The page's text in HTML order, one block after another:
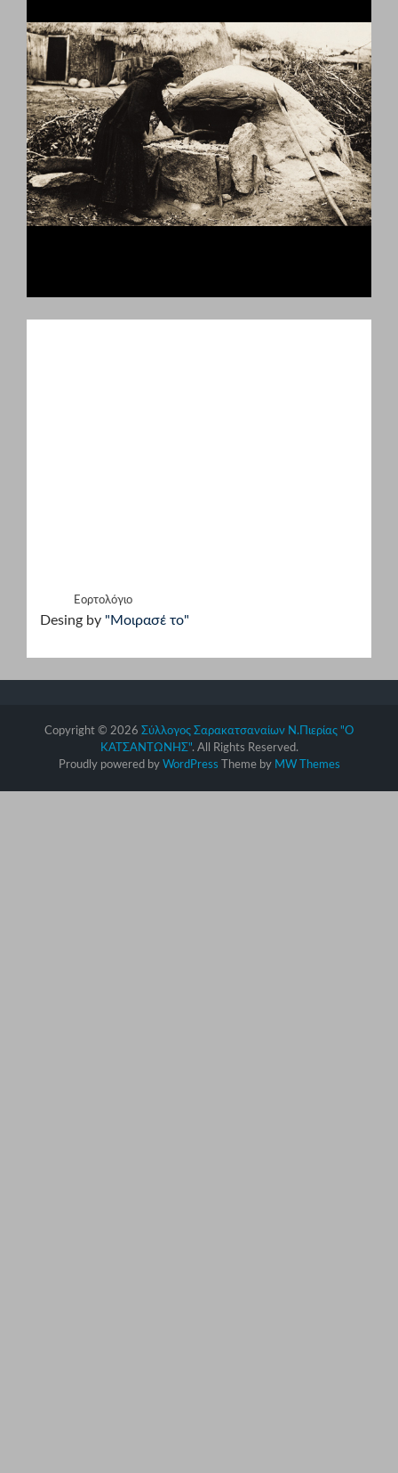
Εορτολόγιο
Desing by "Μοιρασέ το"
Copyright © 2026 Σύλλογος Σαρακατσαναίων Ν.Πιερίας "Ο
ΚΑΤΣΑΝΤΩΝΗΣ". All Rights Reserved.
Proudly powered by WordPress Theme by MW Themes